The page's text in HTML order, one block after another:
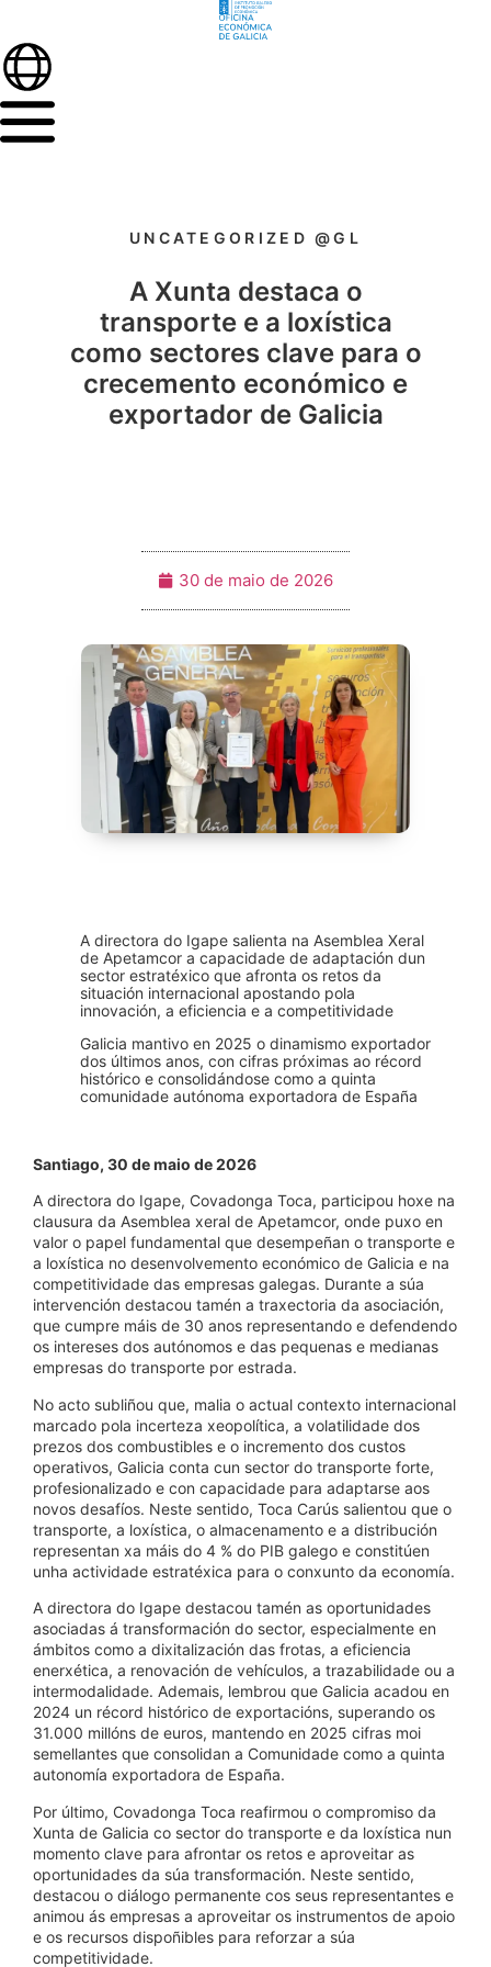
UNCATEGORIZED @GL
A Xunta destaca o
transporte e a loxística
como sectores clave para o
crecemento económico e
exportador de Galicia
30 de maio de 2026
A directora do Igape salienta na Asemblea Xeral
de Apetamcor a capacidade de adaptación dun
sector estratéxico que afronta os retos da
situación internacional apostando pola
innovación, a eficiencia e a competitividade
Galicia mantivo en 2025 o dinamismo exportador
dos últimos anos, con cifras próximas ao récord
histórico e consolidándose como a quinta
comunidade autónoma exportadora de España
Santiago, 30 de maio de 2026
A directora do Igape, Covadonga Toca, participou hoxe na
clausura da Asemblea xeral de Apetamcor, onde puxo en
valor o papel fundamental que desempeñan o transporte e
a loxística no desenvolvemento económico de Galicia e na
competitividade das empresas galegas. Durante a súa
intervención destacou tamén a traxectoria da asociación,
que cumpre máis de 30 anos representando e defendendo
os intereses dos autónomos e das pequenas e medianas
empresas do transporte por estrada.
No acto subliñou que, malia o actual contexto internacional
marcado pola incerteza xeopolítica, a volatilidade dos
prezos dos combustibles e o incremento dos custos
operativos, Galicia conta cun sector do transporte forte,
profesionalizado e con capacidade para adaptarse aos
novos desafíos. Neste sentido, Toca Carús salientou que o
transporte, a loxística, o almacenamento e a distribución
representan xa máis do 4 % do PIB galego e constitúen
unha actividade estratéxica para o conxunto da economía.
A directora do Igape destacou tamén as oportunidades
asociadas á transformación do sector, especialmente en
ámbitos como a dixitalización das frotas, a eficiencia
enerxética, a renovación de vehículos, a trazabilidade ou a
intermodalidade. Ademais, lembrou que Galicia acadou en
2024 un récord histórico de exportacións, superando os
31.000 millóns de euros, mantendo en 2025 cifras moi
semellantes que consolidan a Comunidade como a quinta
autonomía exportadora de España.
Por último, Covadonga Toca reafirmou o compromiso da
Xunta de Galicia co sector do transporte e da loxística nun
momento clave para afrontar os retos e aproveitar as
oportunidades da súa transformación. Neste sentido,
destacou o diálogo permanente cos seus representantes e
animou ás empresas a aproveitar os instrumentos de apoio
e os recursos dispoñibles para reforzar a súa
competitividade.